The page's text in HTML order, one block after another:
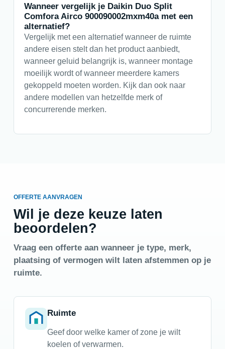
Wanneer vergelijk je Daikin Duo Split
Comfora Airco 900090002mxm40a met een
alternatief?
Vergelijk met een alternatief wanneer de ruimte
andere eisen stelt dan het product aanbiedt,
wanneer geluid belangrijk is, wanneer montage
moeilijk wordt of wanneer meerdere kamers
gekoppeld moeten worden. Kijk dan ook naar
andere modellen van hetzelfde merk of
concurrerende merken.
OFFERTE AANVRAGEN
Wil je deze keuze laten
beoordelen?
Vraag een offerte aan wanneer je type, merk,
plaatsing of vermogen wilt laten afstemmen op je
ruimte.
Ruimte
Geef door welke kamer of zone je wilt
koelen of verwarmen.